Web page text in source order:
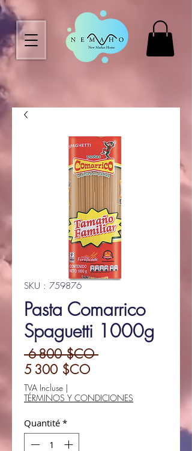
SKU : 759876
Pasta Comarrico
Spaguetti 1000g
6 800 $CO Prix
5 300 $COPrix
TVA Incluse |
TÉRMINOS Y CONDICIONES
Quantité *